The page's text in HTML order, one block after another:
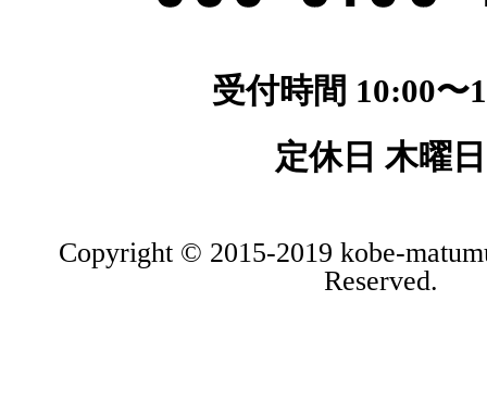
受付時間 10:00〜
定休日 木曜日
Copyright © 2015-2019 kobe-
Reserved.